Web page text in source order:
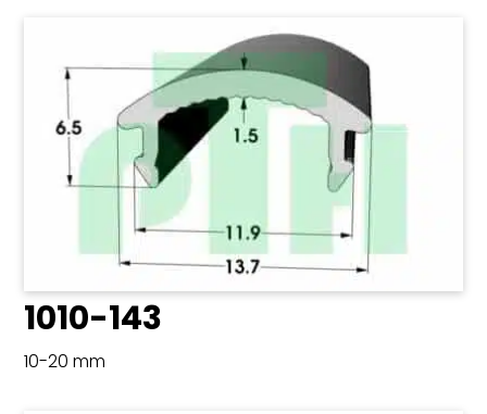
1010-143
10-20 mm